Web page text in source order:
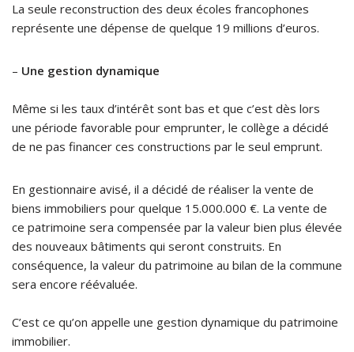
La seule reconstruction des deux écoles francophones
représente une dépense de quelque 19 millions d’euros.
– Une gestion dynamique
Même si les taux d’intérêt sont bas et que c’est dès lors
une période favorable pour emprunter, le collège a décidé
de ne pas financer ces constructions par le seul emprunt.
En gestionnaire avisé, il a décidé de réaliser la vente de
biens immobiliers pour quelque 15.000.000 €. La vente de
ce patrimoine sera compensée par la valeur bien plus élevée
des nouveaux bâtiments qui seront construits. En
conséquence, la valeur du patrimoine au bilan de la commune
sera encore réévaluée.
C’est ce qu’on appelle une gestion dynamique du patrimoine
immobilier.